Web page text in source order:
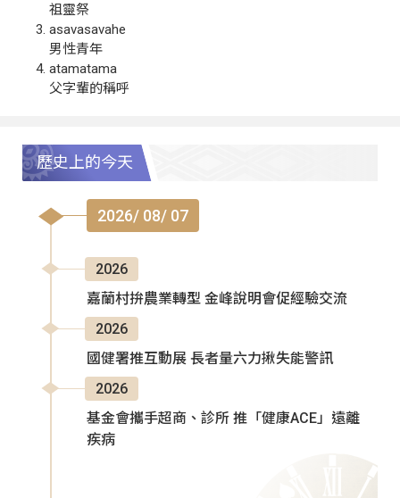
祖靈祭
asavasavahe
男性青年
atamatama
父字輩的稱呼
歷史上的今天
2026/ 08/ 07
2026
嘉蘭村拚農業轉型 金峰說明會促經驗交流
2026
國健署推互動展 長者量六力揪失能警訊
2026
基金會攜手超商、診所 推「健康ACE」遠離
疾病